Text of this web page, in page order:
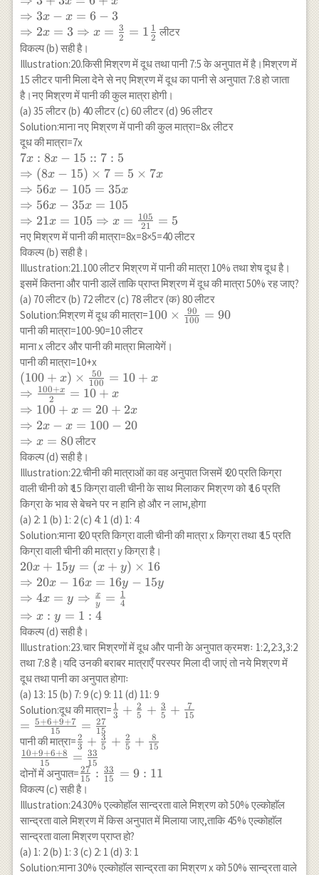
\times
\frac{1}{3}
\Rightarrow
3+3 x=6+x
\\
\Rightarrow
3 x-x=6-3
\\
2 x=3
\Rightarrow
x=\frac{3}
{2}=1
\frac{1}{2}
⇒ 3x − x = 6 − 3
⇒ 2x = 3 ⇒ x = 2
3 = 1 2
1 लीटर
विकल्प (b) सही है।
Illustration:20.किसी मिश्रण में दूध तथा पानी 7:5 के अनुपात में है।मिश्रण में
15 लीटर पानी मिला देने से नए मिश्रण में दूध का पानी से अनुपात 7:8 हो जाता
है।नए मिश्रण में पानी की कुल मात्रा होगी।
(a) 35 लीटर (b) 40 लीटर (c) 60 लीटर (d) 96 लीटर
Solution:माना नए मिश्रण में पानी की कुल मात्रा=8x लीटर
दूध की मात्रा=7x
7 x: 8 x-15:: 7:
5 \\
\Rightarrow(8
x-15) \times
7=5 \times 7
x \\
\Rightarrow
56 x-105=35 x
\\
\Rightarrow
56 x-35 x=105
\\
\Rightarrow
21 x=105
\Rightarrow
x=\frac{105}
{21}=5
7x : 8x − 15 :: 7 : 5
⇒ (8x − 15) × 7 = 5 × 7x
⇒ 56x − 105 = 35x
⇒ 56x − 35x = 105
⇒ 21x = 105 ⇒ x = 21
105 = 5
नए मिश्रण में पानी की मात्रा=8x=8×5=40 लीटर
विकल्प (b) सही है।
Illustration:21.100 लीटर मिश्रण में पानी की मात्रा 10% तथा शेष दूध है।
इसमें कितना और पानी डालें ताकि प्राप्त मिश्रण में दूध की मात्रा 50% रह जाए?
(a) 70 लीटर (b) 72 लीटर (c) 78 लीटर (क) 80 लीटर
Solution:मिश्रण में दूध की मात्रा=100
\frac{90}
100 × 100
90 = 90
पानी की मात्रा=100-90=10 लीटर
माना x लीटर और पानी की मात्रा मिलायेगें।
पानी की मात्रा=10+x
(100+x)
\times
\frac{50}
{100}=10+x
\\
\Rightarrow
\frac{100+x}
{2}=10+x \\
\Rightarrow
100+x=20+2
x \\
\Rightarrow
2 x-x=100-20
\\
\Rightarrow
x=80
(100 + x) × 100
50 = 10 + x
⇒ 2
100+x = 10 + x
⇒ 100 + x = 20 + 2x
⇒ 2x − x = 100 − 20
⇒ x = 80लीटर
विकल्प (d) सही है।
Illustration:22.चीनी की मात्राओं का वह अनुपात जिसमें ₹ 20 प्रति किग्रा
वाली चीनी को ₹ 15 किग्रा वाली चीनी के साथ मिलाकर मिश्रण को ₹ 16 प्रति
किग्रा के भाव से बेचने पर न हानि हो और न लाभ,होगा
(a) 2: 1 (b) 1: 2 (c) 4: 1 (d) 1: 4
Solution:माना ₹ 20 प्रति किग्रा वाली चीनी की मात्रा x किग्रा तथा ₹ 15 प्रति
किग्रा वाली चीनी की मात्रा y किग्रा है।
20 x+15 y=
(x+y) \times
16 \\
\Rightarrow
20 x-16 x=16
y-15 y \\
\Rightarrow
4 x=y
\Rightarrow
\frac{x}
{y}=\frac{1}
{4} \\
\Rightarrow
x: y=1: 4
20x + 15y = (x + y) × 16
⇒ 20x − 16x = 16y − 15y
⇒ 4x = y ⇒ y
x = 4
1
⇒ x : y = 1 : 4
विकल्प (d) सही है।
Illustration:23.चार मिश्रणों में दूध और पानी के अनुपात क्रमशः 1:2,2:3,3:2
तथा 7:8 है।यदि उनकी बराबर मात्राएँ परस्पर मिला दी जाएं तो नये मिश्रण में
दूध तथा पानी का अनुपात होगाः
(a) 13: 15 (b) 7: 9 (c) 9: 11 (d) 11: 9
Solution:दूध की मात्रा=\frac{1}
{5}+\frac{3}
{5}+\frac{7}{15}
\\
=\frac{5+6+9+7}
{15}=\frac{27}
{15}
3
1 + 5
2 + 5
3 + 15
7
= 15
5+6+9+7 = 15
27
पानी की मात्रा=\frac{2}
{3}+\frac{3}
{5}+\frac{2}
{5}+\frac{8}{15}
\\
\frac{10+9+6+8}
{15}=\frac{33}
{15}
3
2 + 5
3 + 5
2 + 15
8
15
10+9+6+8 = 15
33
दोनों में अनुपात=\frac{27}
{15}:
\frac{33}
{15}=9:
11
15
27 : 15
33 = 9 : 11
विकल्प (c) सही है।
Illustration:24.30% एल्कोहाॅल सान्द्रता वाले मिश्रण को 50% एल्कोहाॅल
सान्द्रता वाले मिश्रण में किस अनुपात में मिलाया जाए,ताकि 45% एल्कोहाॅल
सान्द्रता वाला मिश्रण प्राप्त हो?
(a) 1: 2 (b) 1: 3 (c) 2: 1 (d) 3: 1
Solution:माना 30% एल्कोहाॅल सान्द्रता का मिश्रण x को 50% सान्द्रता वाले